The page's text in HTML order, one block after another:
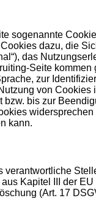
sogenannte
dazu, die
das
Seite
zur
von
bis zur
kann.
Kapitel III der
(Art. 17